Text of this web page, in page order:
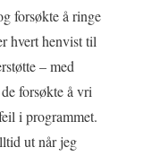
forsøkte å ringe
hvert henvist til
– med
forsøkte å vri
i programmet.
ut når jeg